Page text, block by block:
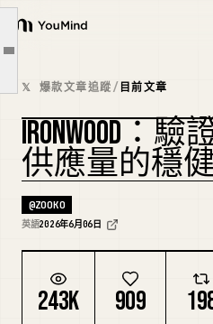
YouMind
概覽
使用案例
技能
提示詞
定價
文章大綱
Ironwood 為何有效
錢包
結論
致謝
𝕏 爆款文章追蹤/ 目前文章
IRONWOOD：驗
供應量的穩
@ZOOKO
英語2026年6月06日
243K 909